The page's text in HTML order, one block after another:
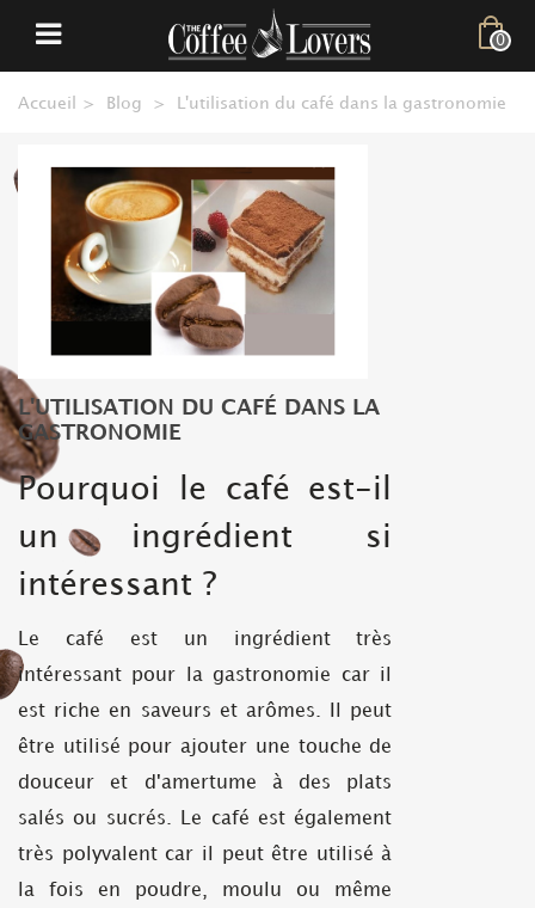
0
Accueil > Blog > L'utilisation du café dans la gastronomie
L'UTILISATION DU CAFÉ DANS LA
GASTRONOMIE
Pourquoi le café est-il
un ingrédient si
intéressant ?
Le café est un ingrédient très
intéressant pour la gastronomie car il
est riche en saveurs et arômes. Il peut
être utilisé pour ajouter une touche de
douceur et d'amertume à des plats
salés ou sucrés. Le café est également
très polyvalent car il peut être utilisé à
la fois en poudre, moulu ou même